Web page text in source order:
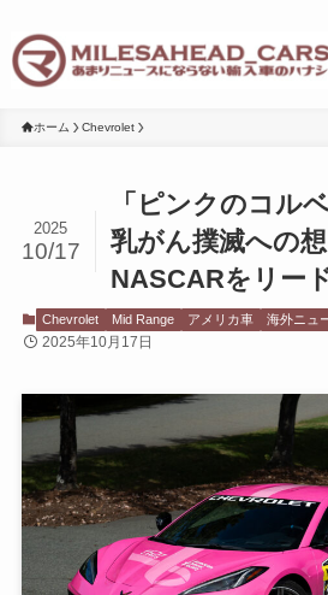
ホーム Chevrolet
「ピンクのコル
乳がん撲滅への
NASCARをリード
2025
10/17
Chevrolet Mid Range アメリカ車 海外ニュ
2025年10月17日